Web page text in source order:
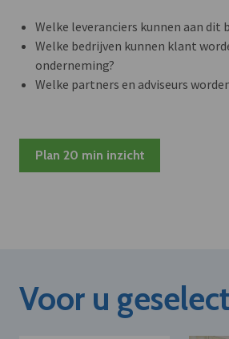
Welke leveranciers kunnen aan dit
Welke bedrijven kunnen klant
onderneming?
Welke partners en adviseurs
Plan 20 min inzicht
Voor u